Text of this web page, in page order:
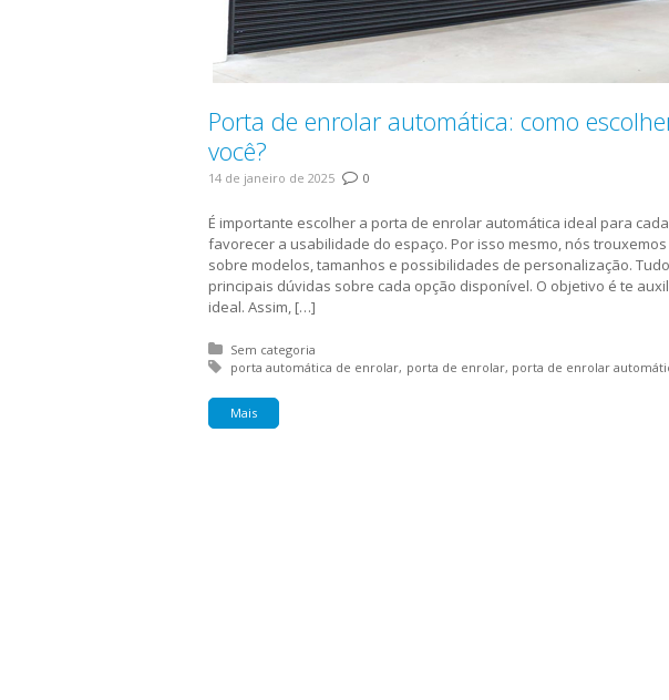
Porta de enrolar automática: como
você?
14 de janeiro de 2025 0
É importante escolher a porta de enrolar automática ideal para
favorecer a usabilidade do espaço. Por isso mesmo, nós
sobre modelos, tamanhos e possibilidades de personalização.
principais dúvidas sobre cada opção disponível. O objetivo é te
ideal. Assim, […]
Posted in:
Sem categoria
Tagged with:
porta automática de enrolar porta de enrolar porta de enrolar
Mais